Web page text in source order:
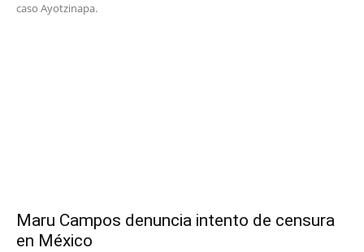
caso Ayotzinapa.
Maru Campos denuncia intento de censura
en México